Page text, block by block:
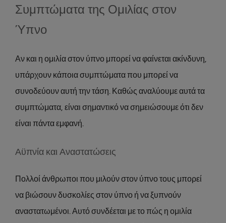
Συμπτώματα της Ομιλίας στον
Ύπνο
Αν και η ομιλία στον ύπνο μπορεί να φαίνεται ακίνδυνη,
υπάρχουν κάποια συμπτώματα που μπορεί να
συνοδεύουν αυτή την τάση. Καθώς αναλύουμε αυτά τα
συμπτώματα, είναι σημαντικό να σημειώσουμε ότι δεν
είναι πάντα εμφανή.
Αϋπνία και Αναστατώσεις
Πολλοί άνθρωποι που μιλούν στον ύπνο τους μπορεί
να βιώσουν δυσκολίες στον ύπνο ή να ξυπνούν
αναστατωμένοι. Αυτό συνδέεται με το πώς η ομιλία